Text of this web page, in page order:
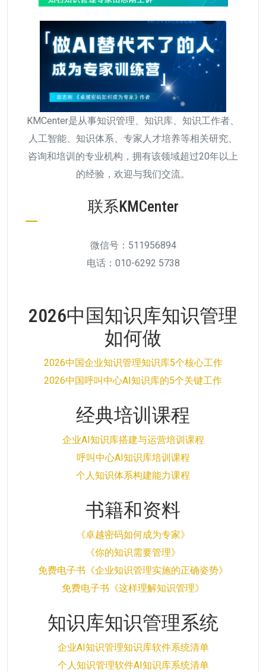
KMCenter是从事知识管理、知识库、知识工作者、
人工智能、知识体系、专家人才培养等相关研究、
咨询和培训的专业机构，拥有该领域超过20年以上
的经验，欢迎与我们交流。
联系KMCenter
微信号：511956894
电话：010-6292 5738
2026中国知识库知识管理
如何做
2026中国企业知识管理知识库5个核心工作
2026中国呼叫中心AI知识库的5个关键工作
经典培训课程
企业AI知识库搭建与运营培训课程
呼叫中心AI知识库培训课程
个人知识体系构建能力课程
书籍和资料
《卓越密码如何成为专家》
《你的知识需要管理》
免费电子书《企业知识管理实施的正确姿势》
免费电子书《这样理解知识管理》
知识库知识管理系统
企业AI知识管理知识库软件系统清单
个人知识管理软件AI知识库系统清单